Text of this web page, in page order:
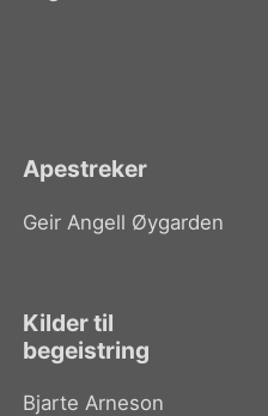
Apestreker
Geir Angell Øygarden
Kilder til
begeistring
Bjarte Arneson